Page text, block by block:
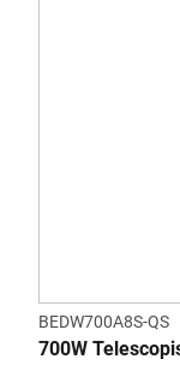
BEDW700A8S-QS
700W